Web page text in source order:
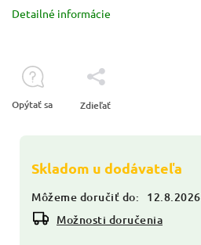
Skladom u dodávateľa
Môžeme doručiť do:
12.8.2026
Možnosti doručenia
Detailné informácie
Opýtať sa Zdieľať